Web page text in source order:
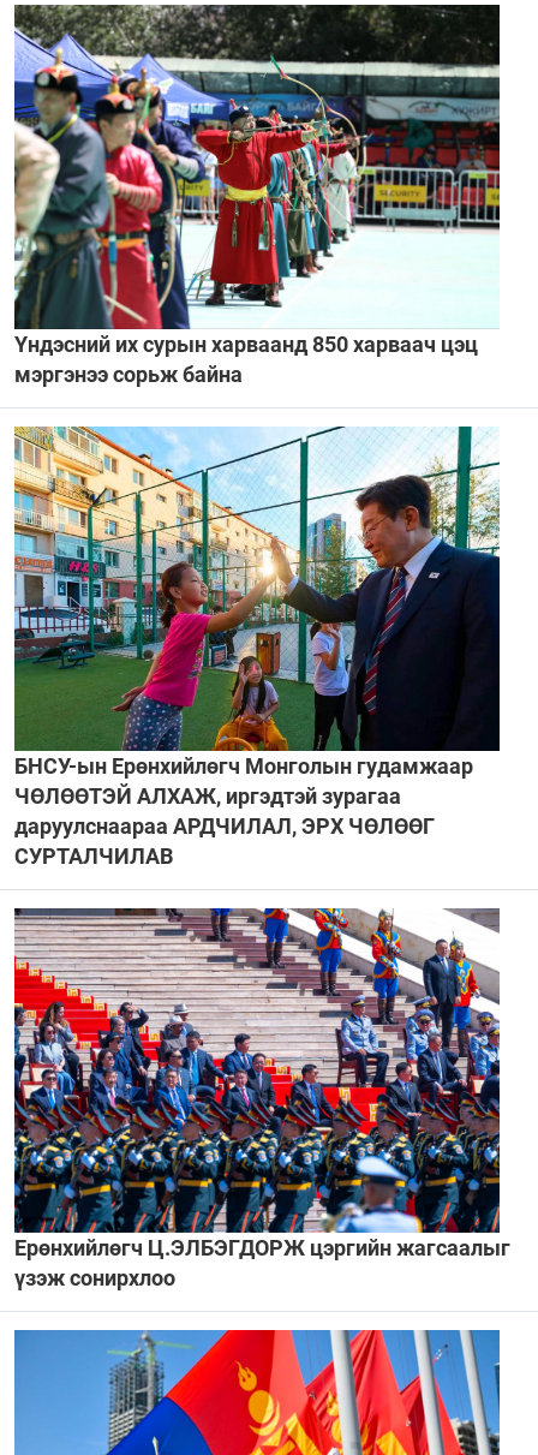
Үндэсний их сурын харваанд 850 харваач цэц
мэргэнээ сорьж байна
БНСУ-ын Ерөнхийлөгч Монголын гудамжаар
ЧӨЛӨӨТЭЙ АЛХАЖ, иргэдтэй зурагаа
даруулснаараа АРДЧИЛАЛ, ЭРХ ЧӨЛӨӨГ
СУРТАЛЧИЛАВ
Ерөнхийлөгч Ц.ЭЛБЭГДОРЖ цэргийн жагсаалыг
үзэж сонирхлоо